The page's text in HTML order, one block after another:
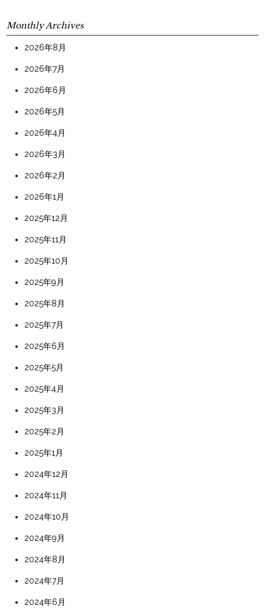
Monthly Archives
2026年8月
2026年7月
2026年6月
2026年5月
2026年4月
2026年3月
2026年2月
2026年1月
2025年12月
2025年11月
2025年10月
2025年9月
2025年8月
2025年7月
2025年6月
2025年5月
2025年4月
2025年3月
2025年2月
2025年1月
2024年12月
2024年11月
2024年10月
2024年9月
2024年8月
2024年7月
2024年6月